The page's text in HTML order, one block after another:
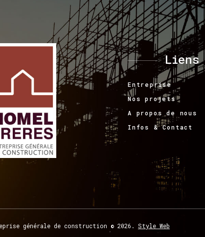
Liens
Entreprise
Nos projets
A propos de nous
Infos & Contact
générale de construction © 2026. Style Web